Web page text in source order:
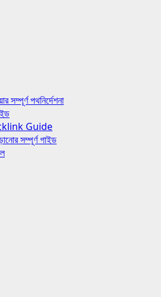
পথনির্দেশনা
Guide
সম্পূর্ণ গাইড